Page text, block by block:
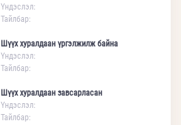
Үндэслэл:
Тайлбар:
Шүүх хуралдаан үргэлжилж байна
Үндэслэл:
Тайлбар:
Шүүх хуралдаан завсарласан
Үндэслэл:
Тайлбар: